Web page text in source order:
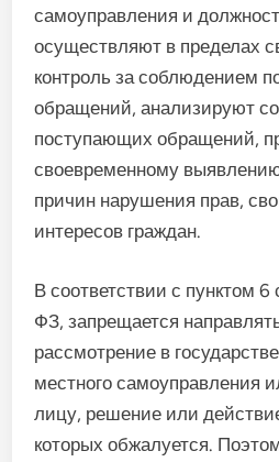
самоуправления и
осуществляют в пределах
контроль за соблюдением
обращений, анализируют
поступающих обращений,
своевременному
причин нарушения прав,
интересов граждан.
В соответствии с пунктом
ФЗ, запрещается
рассмотрение в
местного самоуправления
лицу, решение или
которых обжалуется.